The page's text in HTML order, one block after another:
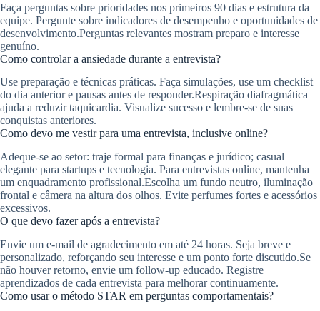
Faça perguntas sobre prioridades nos primeiros 90 dias e estrutura da
equipe. Pergunte sobre indicadores de desempenho e oportunidades de
desenvolvimento.Perguntas relevantes mostram preparo e interesse
genuíno.
Como controlar a ansiedade durante a entrevista?
Use preparação e técnicas práticas. Faça simulações, use um checklist
do dia anterior e pausas antes de responder.Respiração diafragmática
ajuda a reduzir taquicardia. Visualize sucesso e lembre-se de suas
conquistas anteriores.
Como devo me vestir para uma entrevista, inclusive online?
Adeque-se ao setor: traje formal para finanças e jurídico; casual
elegante para startups e tecnologia. Para entrevistas online, mantenha
um enquadramento profissional.Escolha um fundo neutro, iluminação
frontal e câmera na altura dos olhos. Evite perfumes fortes e acessórios
excessivos.
O que devo fazer após a entrevista?
Envie um e-mail de agradecimento em até 24 horas. Seja breve e
personalizado, reforçando seu interesse e um ponto forte discutido.Se
não houver retorno, envie um follow-up educado. Registre
aprendizados de cada entrevista para melhorar continuamente.
Como usar o método STAR em perguntas comportamentais?